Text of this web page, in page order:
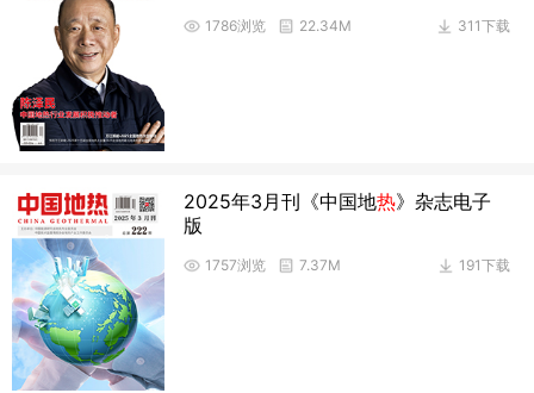
311下载
1786浏览 22.34M
2025年3月刊《中国地热》杂志电子
版
191下载
1757浏览 7.37M